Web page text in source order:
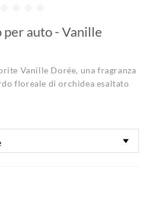
auto - Vanille
Vanille Dorée, una fragranza
floreale di orchidea esaltato